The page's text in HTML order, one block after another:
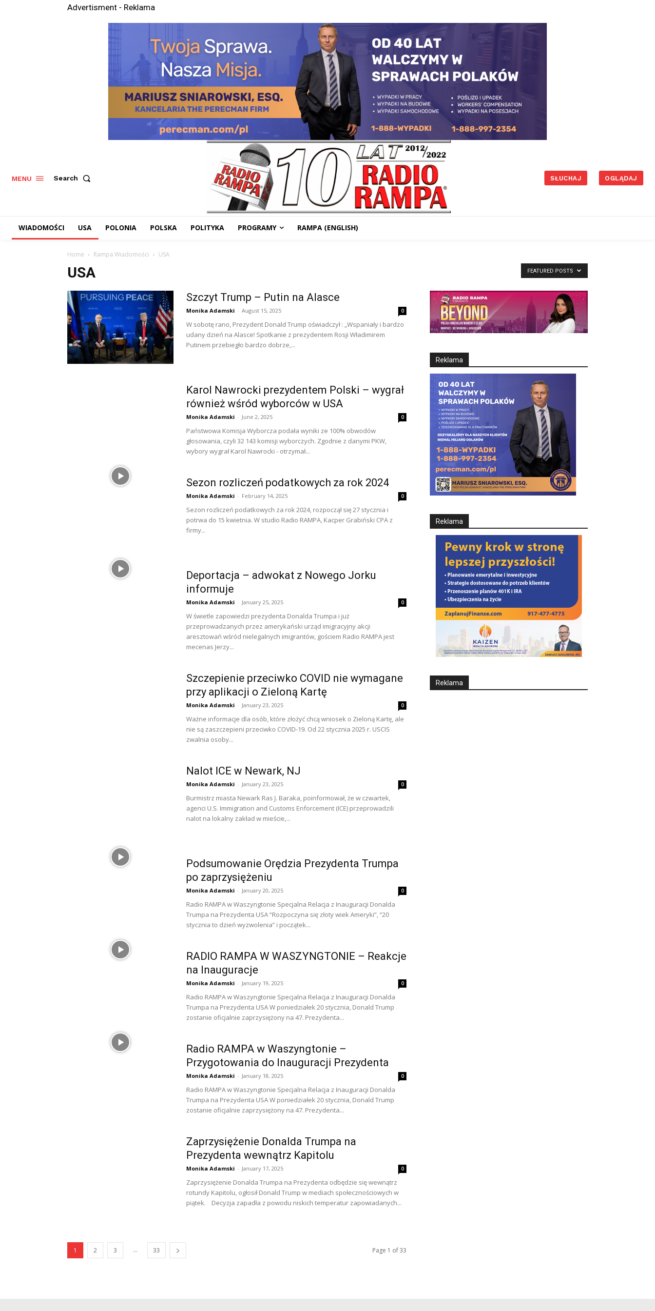
Advertisment - Reklama
MENU Search SŁUCHAJ OGLĄDAJ
WIADOMOŚCI USA POLONIA POLSKA POLITYKA PROGRAMY RAMPA (ENGLISH)
Home Rampa Wiadomości USA
USA FEATURED POSTS
Szczyt Trump – Putin na Alasce
Monika Adamski - August 15, 2025 0
W sobotę rano, Prezydent Donald Trump oświadczył : „Wspaniały i bardzo
udany dzień na Alasce! Spotkanie z prezydentem Rosji Władimirem
Putinem przebiegło bardzo dobrze,...
Karol Nawrocki prezydentem Polski – wygrał
również wśród wyborców w USA
Monika Adamski - June 2, 2025 0
Państwowa Komisja Wyborcza podała wyniki ze 100% obwodów
głosowania, czyli 32 143 komisji wyborczych. Zgodnie z danymi PKW,
wybory wygrał Karol Nawrocki - otrzymał...
Sezon rozliczeń podatkowych za rok 2024
Monika Adamski - February 14, 2025 0
Sezon rozliczeń podatkowych za rok 2024, rozpoczął się 27 stycznia i
potrwa do 15 kwietnia. W studio Radio RAMPA, Kacper Grabiński CPA z
firmy...
Deportacja – adwokat z Nowego Jorku
informuje
Monika Adamski - January 25, 2025 0
W świetle zapowiedzi prezydenta Donalda Trumpa i już
przeprowadzanych przez amerykański urząd imigracyjny akcji
aresztowań wśród nielegalnych imigrantów, gościem Radio RAMPA jest
mecenas Jerzy...
Szczepienie przeciwko COVID nie wymagane
przy aplikacji o Zieloną Kartę
Monika Adamski - January 23, 2025 0
Ważne informacje dla osób, które złożyć chcą wniosek o Zieloną Kartę, ale
nie są zaszczepieni przeciwko COVID-19. Od 22 stycznia 2025 r. USCIS
zwalnia osoby...
Nalot ICE w Newark, NJ
Monika Adamski - January 23, 2025 0
Burmistrz miasta Newark Ras J. Baraka, poinformował, że w czwartek,
agenci U.S. Immigration and Customs Enforcement (ICE) przeprowadzili
nalot na lokalny zakład w mieście,...
Podsumowanie Orędzia Prezydenta Trumpa
po zaprzysiężeniu
Monika Adamski - January 20, 2025 0
Radio RAMPA w Waszyngtonie Specjalna Relacja z Inauguracji Donalda
Trumpa na Prezydenta USA “Rozpoczyna się złoty wiek Ameryki”, “20
stycznia to dzień wyzwolenia” i początek...
RADIO RAMPA W WASZYNGTONIE – Reakcje
na Inauguracje
Monika Adamski - January 19, 2025 0
Radio RAMPA w Waszyngtonie Specjalna Relacja z Inauguracji Donalda
Trumpa na Prezydenta USA W poniedziałek 20 stycznia, Donald Trump
zostanie oficjalnie zaprzysiężony na 47. Prezydenta...
Radio RAMPA w Waszyngtonie –
Przygotowania do Inauguracji Prezydenta
Monika Adamski - January 18, 2025 0
Radio RAMPA w Waszyngtonie Specjalna Relacja z Inauguracji Donalda
Trumpa na Prezydenta USA W poniedziałek 20 stycznia, Donald Trump
zostanie oficjalnie zaprzysiężony na 47. Prezydenta...
Zaprzysiężenie Donalda Trumpa na
Prezydenta wewnątrz Kapitolu
Monika Adamski - January 17, 2025 0
Zaprzysiężenie Donalda Trumpa na Prezydenta odbędzie się wewnątrz
rotundy Kapitolu, ogłosił Donald Trump w mediach społecznościowych w
piątek. Decyzja zapadła z powodu niskich temperatur zapowiadanych...
1 2 3 ... 33 Page 1 of 33
Reklama
Reklama
Reklama